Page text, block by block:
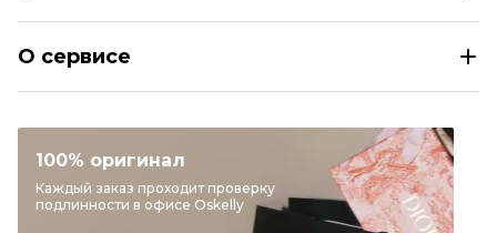
Категория
Расклешенные джинсы
Бренд
MIU MIU
Цвет
Синий
О сервисе
100% оригинал
Каждый заказ проходит проверку
подлинности в офисе Oskelly